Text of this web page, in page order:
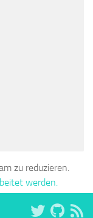
zu reduzieren.
werden.